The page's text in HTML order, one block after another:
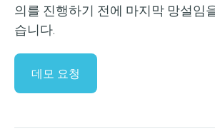
의를 진행하기 전에 마지막 망설임
습니다.
데모 요청